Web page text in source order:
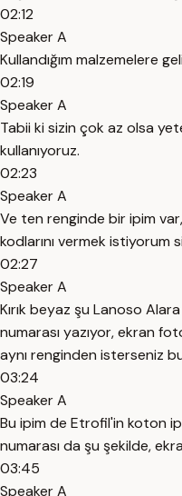
02:12
Speaker A
Kullandığım malzemelere
02:19
Speaker A
Tabii ki sizin çok az olsa
kullanıyoruz.
02:23
Speaker A
Ve ten renginde bir ipim
kodlarını vermek istiyorum
02:27
Speaker A
Kırık beyaz şu Lanoso
numarası yazıyor, ekran
aynı renginden isterseniz
03:24
Speaker A
Bu ipim de Etrofil'in koton
numarası da şu şekilde,
03:45
Speaker A